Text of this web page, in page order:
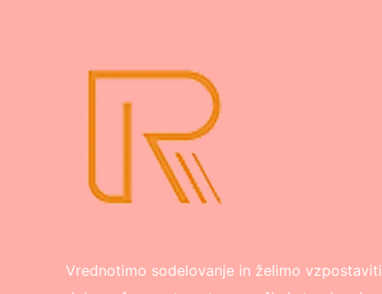
Vrednotimo sodelovanje in želimo vzpostaviti